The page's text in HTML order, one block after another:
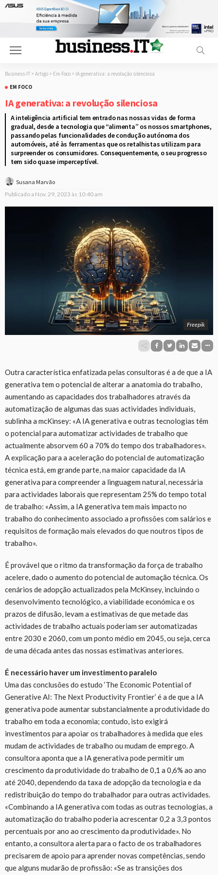
Business-IT > Artigo > Em Foco > IA generativa: a revolução silenciosa
EM FOCO
IA generativa: a revolução silenciosa
A inteligência artificial tem entrado nas nossas vidas de forma
gradual, desde a tecnologia que “alimenta” os nossos smartphones,
passando pelas funcionalidades de condução autónoma dos
automóveis, até às ferramentas que os retalhistas utilizam para
surpreender os consumidores. Consequentemente, o seu progresso
tem sido quase imperceptível.
Susana Marvão
Publicado a Nov. 29, 2023 às 10:40 am
Freepik
Outra característica enfatizada pelas consultoras é a de que a IA
generativa tem o potencial de alterar a anatomia do trabalho,
aumentando as capacidades dos trabalhadores através da
automatização de algumas das suas actividades individuais,
sublinha a mcKinsey: «A IA generativa e outras tecnologias têm
o potencial para automatizar actividades de trabalho que
actualmente absorvem 60 a 70% do tempo dos trabalhadores».
A explicação para a aceleração do potencial de automatização
técnica está, em grande parte, na maior capacidade da IA
generativa para compreender a linguagem natural, necessária
para actividades laborais que representam 25% do tempo total
de trabalho: «Assim, a IA generativa tem mais impacto no
trabalho do conhecimento associado a profissões com salários e
requisitos de formação mais elevados do que noutros tipos de
trabalho».
É provável que o ritmo da transformação da força de trabalho
acelere, dado o aumento do potencial de automação técnica. Os
cenários de adopção actualizados pela McKinsey, incluindo o
desenvolvimento tecnológico, a viabilidade económica e os
prazos de difusão, levam a estimativas de que metade das
actividades de trabalho actuais poderiam ser automatizadas
entre 2030 e 2060, com um ponto médio em 2045, ou seja, cerca
de uma década antes das nossas estimativas anteriores.
É necessário haver um investimento paralelo
Uma das conclusões do estudo ‘The Economic Potential of
Generative AI: The Next Productivity Frontier’ é a de que a IA
generativa pode aumentar substancialmente a produtividade do
trabalho em toda a economia; contudo, isto exigirá
investimentos para apoiar os trabalhadores à medida que eles
mudam de actividades de trabalho ou mudam de emprego. A
consultora aponta que a IA generativa pode permitir um
crescimento da produtividade do trabalho de 0,1 a 0,6% ao ano
até 2040, dependendo da taxa de adopção da tecnologia e da
redistribuição do tempo do trabalhador para outras actividades.
«Combinando a IA generativa com todas as outras tecnologias, a
automatização do trabalho poderia acrescentar 0,2 a 3,3 pontos
percentuais por ano ao crescimento da produtividade». No
entanto, a consultora alerta para o facto de os trabalhadores
precisarem de apoio para aprender novas competências, sendo
que alguns mudarão de profissão: «Se as transições dos